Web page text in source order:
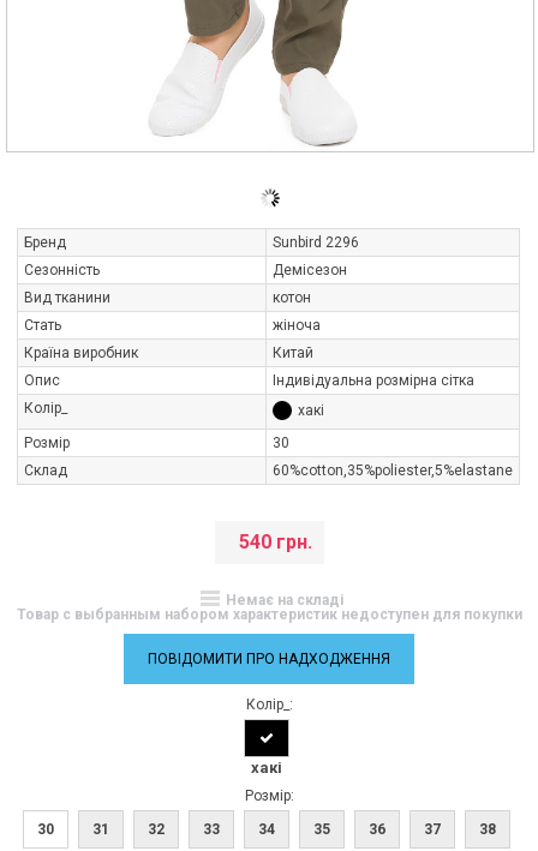
Бренд
Sunbird 2296
Сезонність
Демісезон
Вид тканини
котон
Стать
жіноча
Країна виробник
Китай
Опис
Індивідуальна розмірна сітка
Колір_
хакі
Розмір
30
Склад
60%cotton,35%poliester,5%elastane
540 грн.
Немає на складі
Товар с выбранным набором характеристик недоступен для покупки
ПОВІДОМИТИ ПРО НАДХОДЖЕННЯ
Колір_:
хакі
Розмір:
30
31 32 33 34 35 36 37 38